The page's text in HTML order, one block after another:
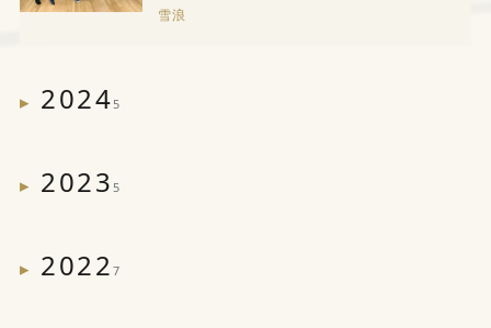
雪浪
2024 5
2023 5
2022 7